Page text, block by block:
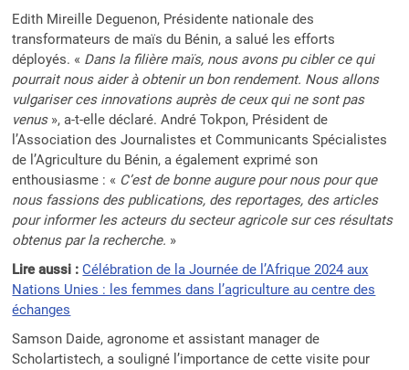
Edith Mireille Deguenon, Présidente nationale des
transformateurs de maïs du Bénin, a salué les efforts
déployés. « Dans la filière maïs, nous avons pu cibler ce qui
pourrait nous aider à obtenir un bon rendement. Nous allons
vulgariser ces innovations auprès de ceux qui ne sont pas
venus », a-t-elle déclaré. André Tokpon, Président de
l’Association des Journalistes et Communicants Spécialistes
de l’Agriculture du Bénin, a également exprimé son
enthousiasme : « C’est de bonne augure pour nous pour que
nous fassions des publications, des reportages, des articles
pour informer les acteurs du secteur agricole sur ces résultats
obtenus par la recherche. »
Lire aussi :Célébration de la Journée de l’Afrique 2024 aux
Nations Unies : les femmes dans l’agriculture au centre des
échanges
Samson Daide, agronome et assistant manager de
Scholartistech, a souligné l’importance de cette visite pour